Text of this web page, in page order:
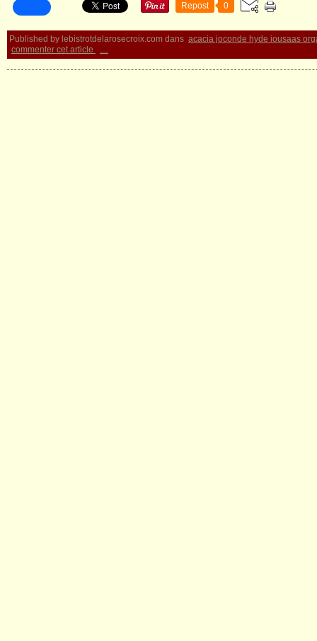
Repost 0
Published by lebistrotdelarosecroix.com dans acacia joconde hyde iousaas
commenter cet article
…